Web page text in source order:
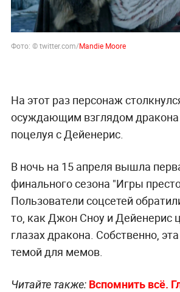
Фото: © twitter.com/Mandie Moore
На этот раз персонаж
осуждающим взглядом
поцелуя с Дейенерис.
В ночь на 15 апреля вышла
финального сезона "Игры
Пользователи соцсетей
то, как Джон Сноу и Дейенерис
глазах дракона. Собственно,
темой для мемов.
Читайте также: Вспомнить всё.